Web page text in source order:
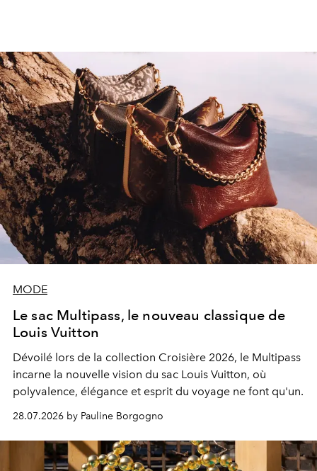
MODE
Le sac Multipass, le nouveau classique de
Louis Vuitton
Dévoilé lors de la collection Croisière 2026, le Multipass
incarne la nouvelle vision du sac Louis Vuitton, où
polyvalence, élégance et esprit du voyage ne font qu'un.
28.07.2026 by Pauline Borgogno